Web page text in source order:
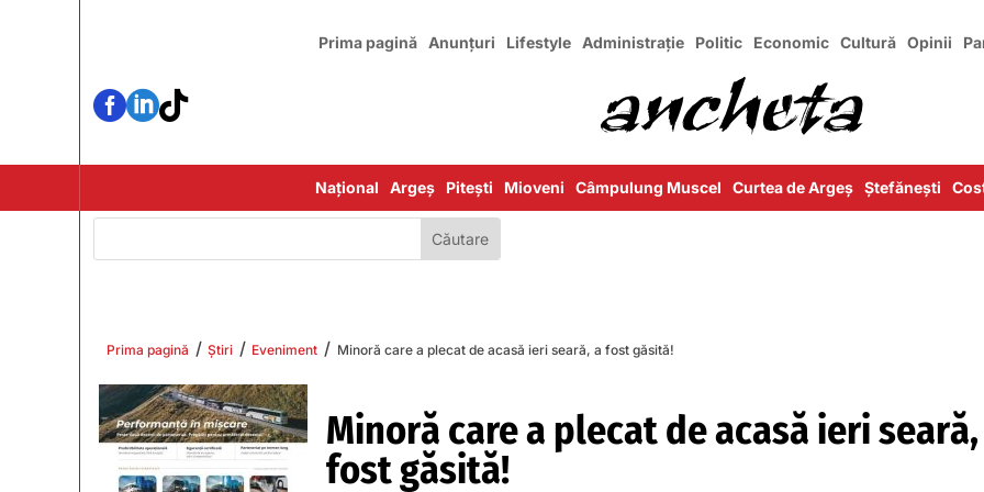
Prima pagină Anunțuri Lifestyle Administrație Politic Economic Cultură Opinii

Național Argeș Pitești Mioveni Câmpulung Muscel Curtea de Argeș Ștefănești
Prima pagină / Știri / Eveniment / Minoră care a plecat de acasă ieri seară, a fost găsită!
Minoră care a plecat de acasă ieri
fost găsită!